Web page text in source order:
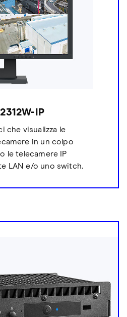
IP
che visualizza le
in un colpo
le telecamere IP
LAN e/o uno switch.